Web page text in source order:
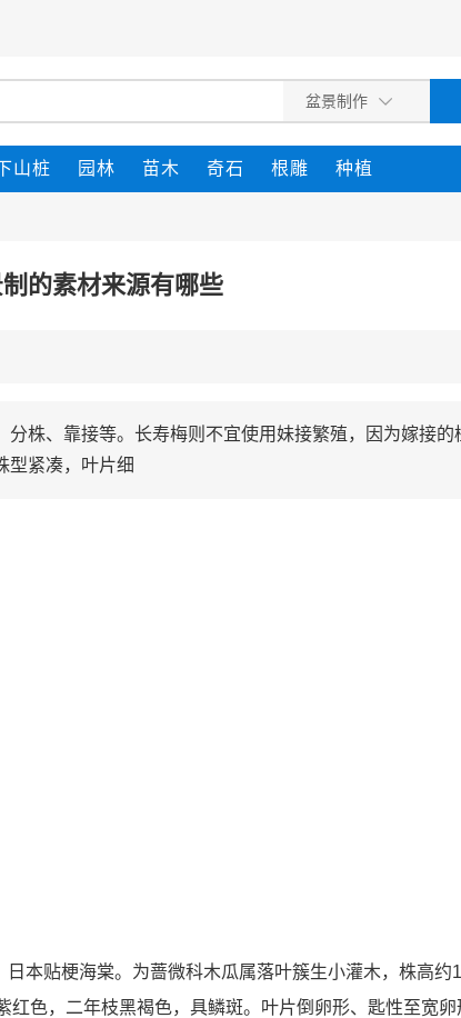
山桩 园林 苗木 奇石 根雕 种植
的素材来源有哪些
株、靠接等。长寿梅则不宜使用妹接繁殖，因为嫁接的
型紧凑，叶片细
本贴梗海棠。为蔷微科木瓜属落叶簇生小灌木，株高约
色，二年枝黑褐色，具鳞斑。叶片倒卵形、匙性至宽卵